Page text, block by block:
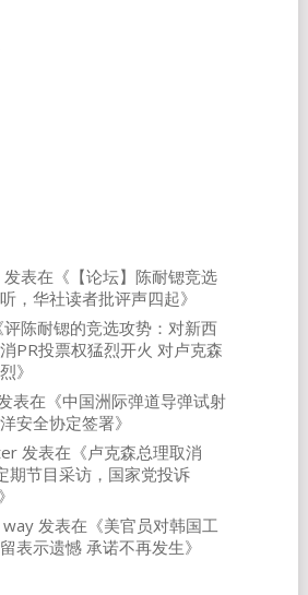
发表在《 【论坛】陈耐锶竞选
，华社读者批评声四起》
评陈耐锶的竞选攻势：对新西
PR投票权猛烈开火 对卢克森
》
表在《中国洲际弹道导弹试射
安全协定签署》
发表在《卢克森总理取消
期节目采访，国家党投诉
》
way发表在《美官员对韩国工
表示遗憾 承诺不再发生》